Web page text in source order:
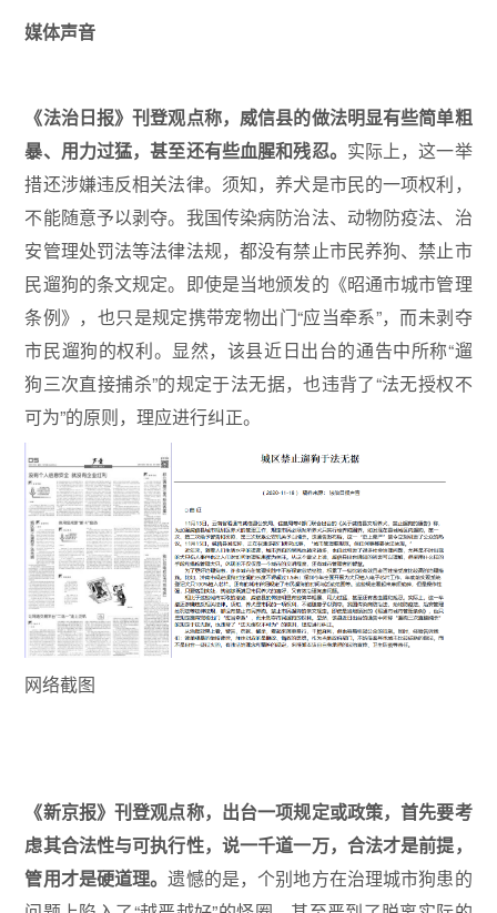
媒体声音
《法治日报》刊登观点称，威信县的做法明显有些简单粗
暴、用力过猛，甚至还有些血腥和残忍。 实际上，这一举
措还涉嫌违反相关法律。须知，养犬是市民的一项权利，
不能随意予以剥夺。我国传染病防治法、动物防疫法、治
安管理处罚法等法律法规，都没有禁止市民养狗、禁止市
民遛狗的条文规定。即使是当地颁发的《昭通市城市管理
条例》，也只是规定携带宠物出门“应当牵系”，而未剥夺
市民遛狗的权利。显然，该县近日出台的通告中所称“遛
狗三次直接捕杀”的规定于法无据，也违背了“法无授权不
可为”的原则，理应进行纠正。
网络截图
《新京报》刊登观点称，出台一项规定或政策，首先要考
虑其合法性与可执行性，说一千道一万，合法才是前提，
管用才是硬道理。遗憾的是，个别地方在治理城市狗患的